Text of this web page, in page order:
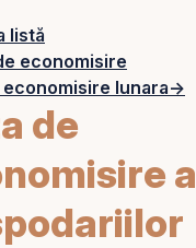
listă
economisire
economisire lunara→
de
a